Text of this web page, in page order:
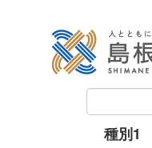
種別1